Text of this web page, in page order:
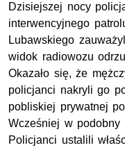
Dzisiejszej nocy
interwencyjnego
Lubawskiego
widok radiowozu
Okazało się, że
policjanci nakryli go
pobliskiej prywatnej
Wcześniej w podobny
Policjanci ustalili